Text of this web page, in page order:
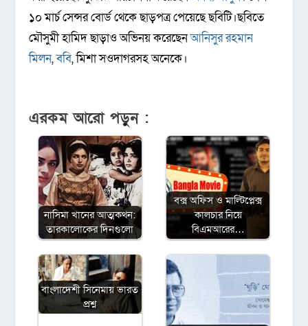
১০ মার্চ সেন্সর বোর্ড থেকে ছাড়পত্র পেয়েছে ছবিটি।ছবিতে
মৌসুমী হামিদ ছাড়াও অভিনয় করেছেনআনিসুর রহমান
মিলন,ববি, মিশা সওদাগরসহ অনেকে।
এরকম আরো পড়ুন :
নাসিমা খানের আত্মকথন:
তারকালোকের দিনগুলো
বক্স অফিস ও মাল্টিপ্লেক্স
কালচার নিয়ে
বিএমআরের…
বাংলাদেশী সিনেমায় ভারত
প্রশ্ন